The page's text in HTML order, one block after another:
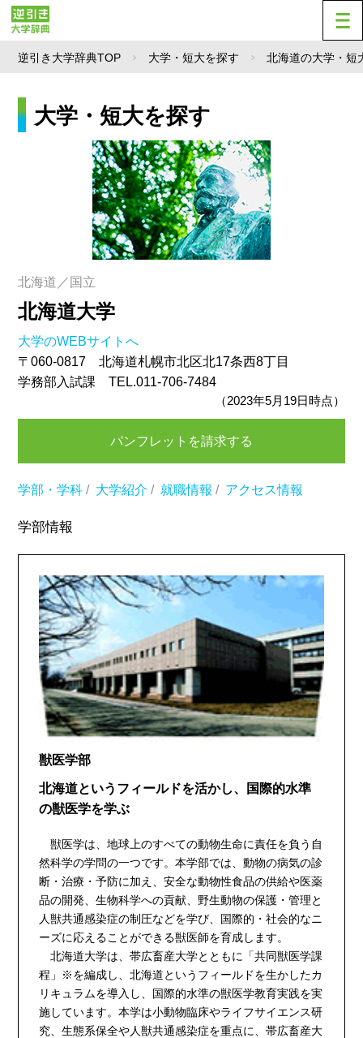
逆引き大学辞典TOP 大学・短大を探す 北海道の大学・短
大学・短大を探す
北海道／国立
北海道大学
大学のWEBサイトへ
〒060-0817 北海道札幌市北区北17条西8丁目
学務部入試課 TEL.011-706-7484
（2023年5月19日時点）
パンフレットを請求する
学部・学科 / 大学紹介 / 就職情報 / アクセス情報
学部情報
獣医学部
北海道というフィールドを活かし、国際的水準
の獣医学を学ぶ
獣医学は、地球上のすべての動物生命に責任を負う自
然科学の学問の一つです。本学部では、動物の病気の診
断・治療・予防に加え、安全な動物性食品の供給や医薬
品の開発、生物科学への貢献、野生動物の保護・管理と
人獣共通感染症の制圧などを学び、国際的・社会的なニ
ーズに応えることができる獣医師を育成します。
北海道大学は、帯広畜産大学とともに「共同獣医学課
程」※を編成し、北海道というフィールドを生かしたカ
リキュラムを導入し、国際的水準の獣医学教育実践を実
施しています。本学は小動物臨床やライフサイエンス研
究、生態系保全や人獣共通感染症を重点に、帯広畜産大